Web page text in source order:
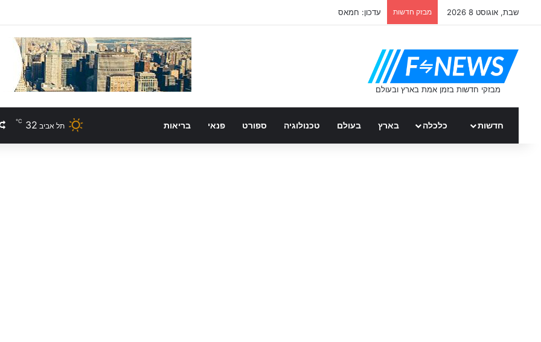
שבת, אוגוסט 8 2026 מבזק חדשות ממשלת ספרד – כל העדכונים
חדשות כלכלה בארץ בעולם טכנולוגיה ספורט פנאי בריאות תל אביב 32
℃